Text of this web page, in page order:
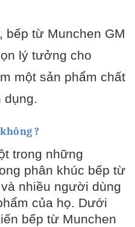
bếp từ Munchen GM
lý tưởng cho
một sản phẩm chất
dụng.
?
trong những
phân khúc bếp từ
nhiều người dùng
của họ. Dưới
bếp từ Munchen